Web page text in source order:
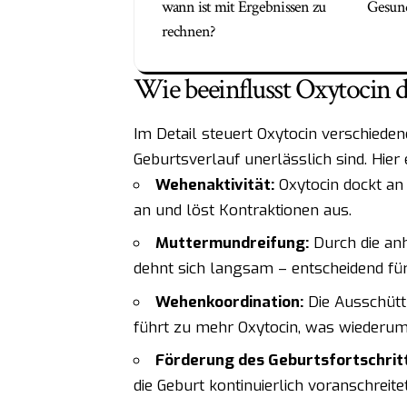
wann ist mit Ergebnissen zu
rechnen?
Wie beeinflusst Oxytocin
Im Detail steuert Oxytocin
Geburtsverlauf unerlässlich sind.
Wehenaktivität:Oxytocin dockt
an und löst Kontraktionen aus.
Muttermundreifung:Durch die
dehnt sich langsam – entscheidend
Wehenkoordination:Die
führt zu mehr Oxytocin, was
Förderung des
die Geburt kontinuierlich